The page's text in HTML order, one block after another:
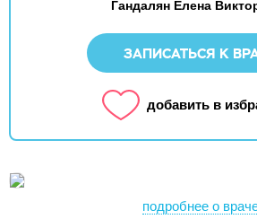
Гандалян Елена
ЗАПИСАТЬСЯ К
добавить в
подробнее о